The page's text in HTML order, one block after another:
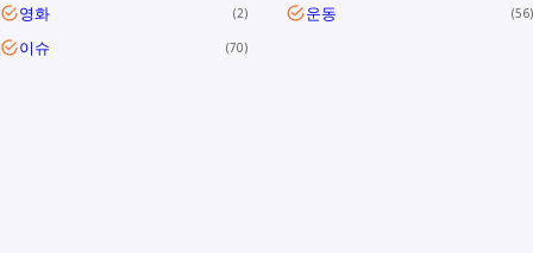
영화 2 운동 56
이슈 70